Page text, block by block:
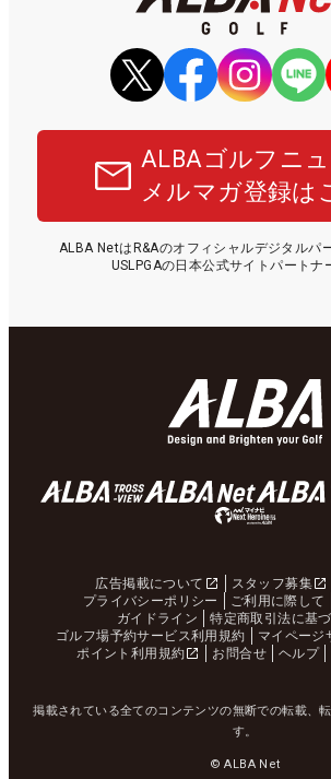
ALBAゴルフニ
メルマガ登録は
ALBA NetはR&Aのオフィシャルデジタルパ
USLPGAの日本公式サイトパートナ
広告掲載について スタッフ募集
プライバシーポリシー
ご利用に際して
ガイドライン
特定商取引法に基
ゴルフ場予約サービス利用規約
マイページ
ポイント利用規約
お問合せ ヘルプ
掲載されている全てのコンテンツの無断での転載、
す。
© ALBA Net